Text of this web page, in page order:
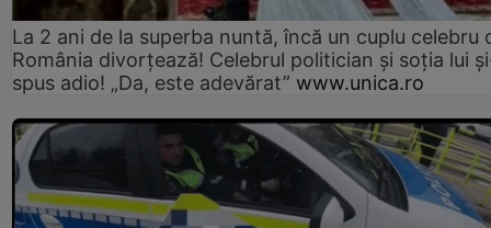
La 2 ani de la superba nuntă, încă un cuplu celebru
România divorțează! Celebrul politician și soția lui
spus adio! „Da, este adevărat” www.unica.ro